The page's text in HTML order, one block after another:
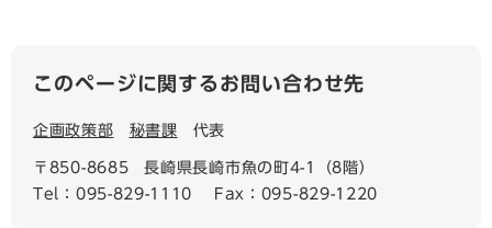
このページに関するお問い合わせ先
企画政策部 秘書課 代表
〒850-8685
長崎県長崎市魚の町4-1（8階）
Tel：095-829-1110
Fax：095-829-1220